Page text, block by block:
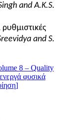
and A.K.S.
and S.